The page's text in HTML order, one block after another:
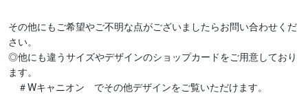
その他にもご希望やご不明な点がございましたらお問い合わせくだ
さい。
◎他にも違うサイズやデザインのショップカードをご用意しており
ます。
＃Wキャニオン　でその他デザインをご覧いただけます。